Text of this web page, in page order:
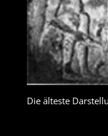
Die älteste